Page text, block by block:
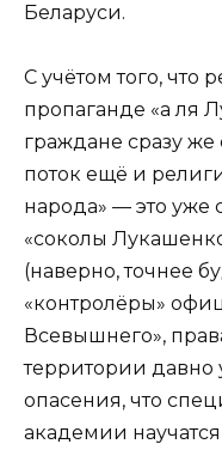
Беларуси.
С учётом того, что
пропаганде «а ля
граждане сразу
поток ещё и
народа» — это уже
«соколы
(наверно, точнее
«контролёры»
Всевышнего»,
территории давно
опасения, что
академии